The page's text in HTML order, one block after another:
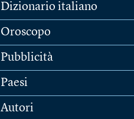
Dizionario italiano
Oroscopo
Pubblicità
Paesi
Autori